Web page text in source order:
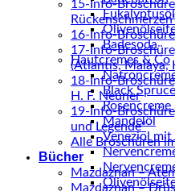
15-Info-
16-Info-
17-Info-
(Atlantis, Malaya,
18-Info-
H. F. Neuner
19-Info-
und Legende“
Alle Broschüren
Bücher
Mazdaznan –
Mazdaznan –
Eukalyptusöl
Badesoda
Hautcremes & Co
Black Spruce
Rosencreme
Mandelöl
Veneziol mit